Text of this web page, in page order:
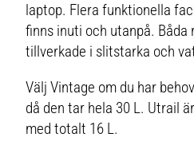
laptop. Flera funktionella
finns inuti och utanpå. Båda
tillverkade i slitstarka och
Välj Vintage om du har
då den tar hela 30 L. Utrail
med totalt 16 L.